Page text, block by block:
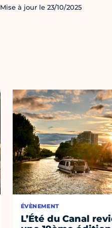
Mise à jour le 23/10/2025
ÉVÈNEMENT
L’Été du Canal